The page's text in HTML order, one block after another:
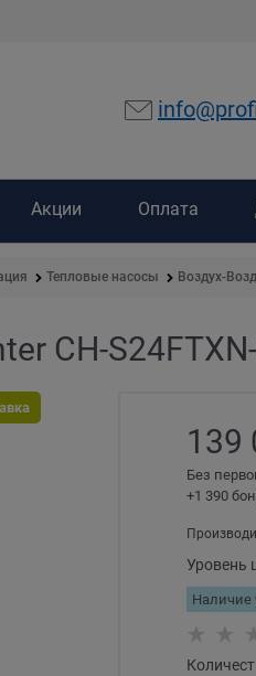
Акции Оплата
Тепловые насосы Воздух-
CH-
139
Без
+1 390
Уровень
Наличие